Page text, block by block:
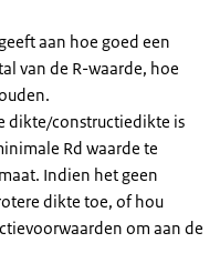
aan hoe goed een
van de R-waarde, hoe
dikte/constructiedikte is
Rd waarde te
Indien het geen
dikte toe, of hou
om aan de